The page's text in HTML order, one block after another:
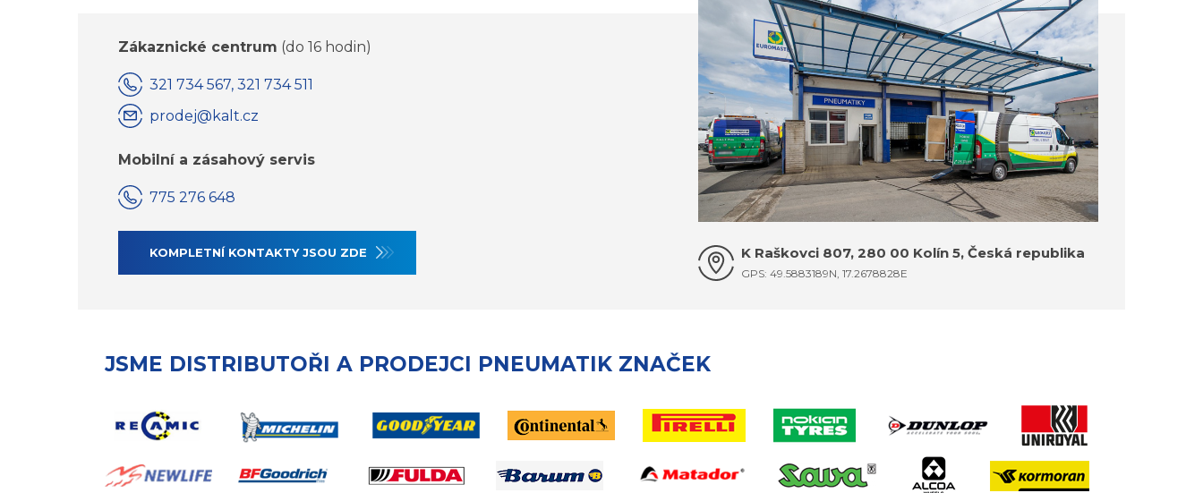
Zákaznické centrum (do 16 hodin)
321 734 567, 321 734 511
prodej@kalt.cz
Mobilní a zásahový servis
775 276 648
KOMPLETNÍ KONTAKTY JSOU ZDE K Raškovci 807, 280 00 Kolín 5, Česká republika
GPS: 49.5883189N, 17.2678828E
JSME DISTRIBUTOŘI A PRODEJCI PNEUMATIK ZNAČEK